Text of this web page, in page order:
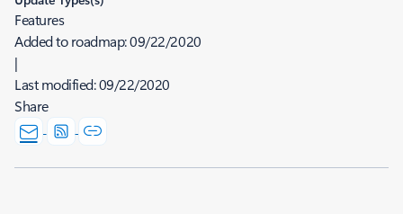
Features
Added to roadmap:09/22/2020
|
Last modified:09/22/2020
Share